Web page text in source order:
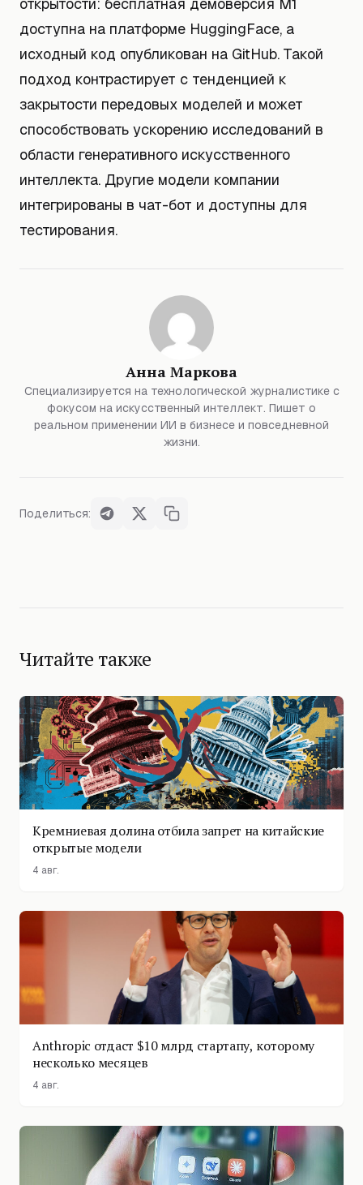
открытости: бесплатная демоверсия M1
доступна на платформе HuggingFace, а
исходный код опубликован на GitHub. Такой
подход контрастирует с тенденцией к
закрытости передовых моделей и может
способствовать ускорению исследований в
области генеративного искусственного
интеллекта. Другие модели компании
интегрированы в чат-бот и доступны для
тестирования.
Анна Маркова
Специализируется на технологической журналистике с
фокусом на искусственный интеллект. Пишет о
реальном применении ИИ в бизнесе и повседневной
жизни.
Поделиться:
Читайте также
Кремниевая долина отбила запрет на китайские
открытые модели
4 авг.
Anthropic отдаст $10 млрд стартапу, которому
несколько месяцев
4 авг.